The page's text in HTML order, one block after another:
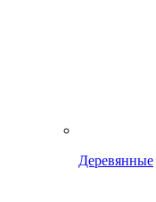
Деревянные